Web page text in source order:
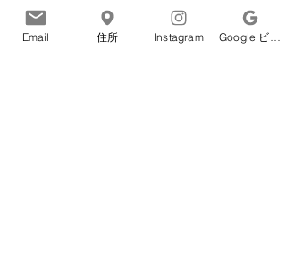
コメント
Email 住所 Instagram